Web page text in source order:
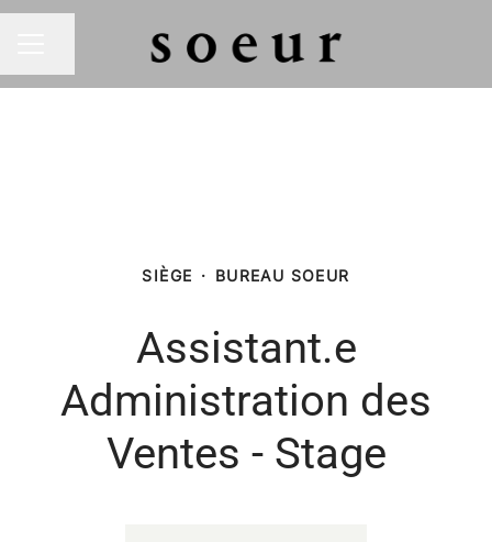
Partager la page
SIÈGE · BUREAU SOEUR
Assistant.e
Administration des
Ventes - Stage